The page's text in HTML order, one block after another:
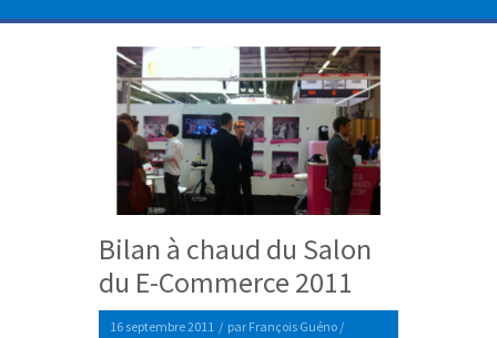
Bilan à chaud du Salon
du E-Commerce 2011
16 septembre 2011 / par François Guéno /